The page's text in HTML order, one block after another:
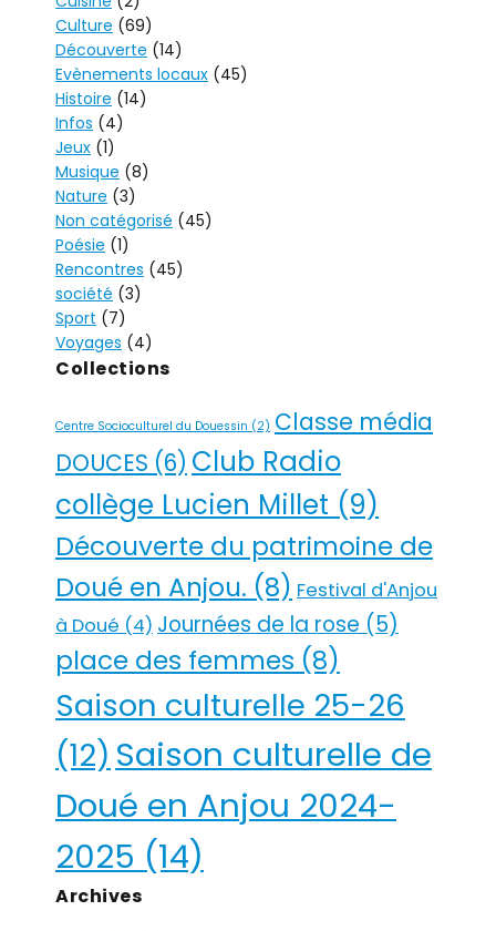
E
R
N
A
T
I
V
E
:
Culture (69)
Découverte (14)
Evènements locaux (45)
Histoire (14)
Infos (4)
Jeux (1)
Musique (8)
Nature (3)
Non catégorisé (45)
Poésie (1)
Rencontres (45)
société (3)
Sport (7)
Voyages (4)
Collections
Centre Socioculturel du Douessin (2) Classe média
DOUCES (6) Club Radio
collège Lucien Millet (9)
Découverte du patrimoine de
Doué en Anjou. (8) Festival d'Anjou
à Doué (4) Journées de la rose (5)
place des femmes (8)
Saison culturelle 25-26
(12) Saison culturelle de
Doué en Anjou 2024-
2025 (14)
Archives